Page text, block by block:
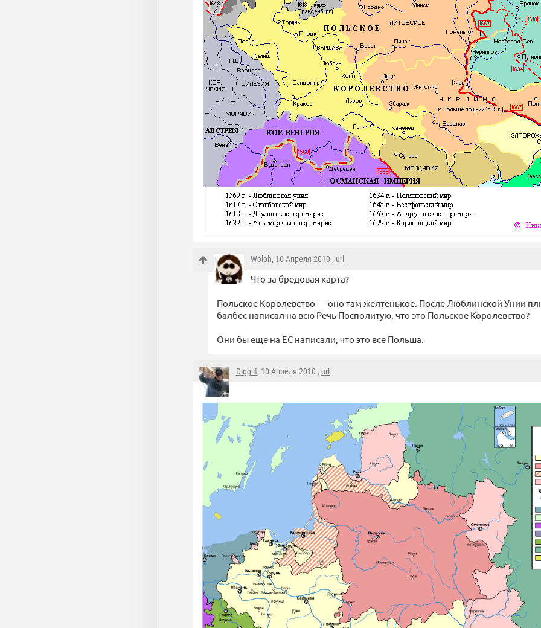
Woloh, 10 Апреля 2010 , url
Что за бредовая карта?
Польское Королевство — оно там желтенькое. После Люблинской Унии
балбес написал на всю Речь Посполитую, что это Польское Королевство?
Они бы еще на ЕС написали, что это все Польша.
Digg it, 10 Апреля 2010 , url